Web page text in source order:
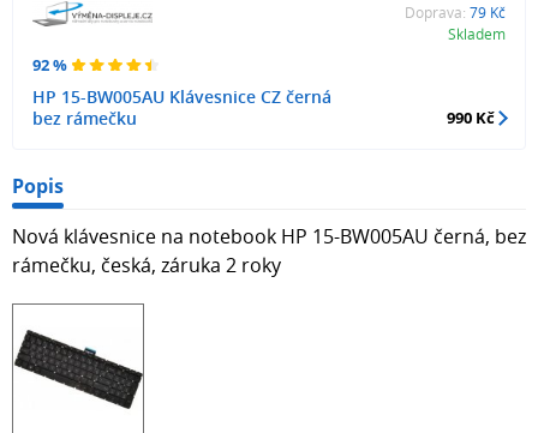
92 %
HP 15-BW005AU Klávesnice CZ černá
bez rámečku
Doprava: 79 Kč
Skladem
990 Kč
Popis
Nová klávesnice na notebook HP 15-BW005AU černá, bez
rámečku, česká, záruka 2 roky